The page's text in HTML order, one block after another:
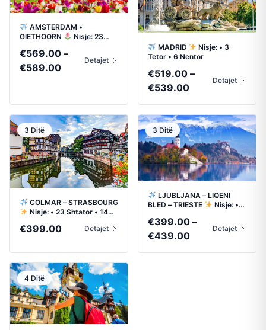
AMSTERDAM •
GIETHOORN
Nisje: 23
€569.00 –
€589.00Price
€589.00
Detajet
MADRID
Nisje: • 3
Tetor • 6 Nentor
€519.00 –
€539.00Price
range:
€519.00
through
€539.00
Detajet
3 Ditë
COLMAR – STRASBOURG
Nisje: • 23 Shtator • 14
€399.00 Detajet
3 Ditë
LJUBLJANA – LIQENI
BLED – TRIESTE
Nisje: •
€399.00 –
€439.00Price
Detajet
4 Ditë